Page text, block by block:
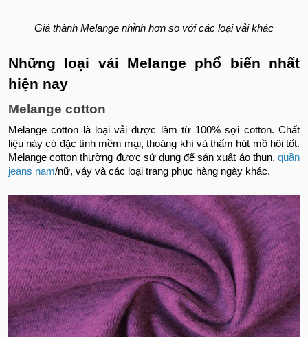
Giá thành Melange nhỉnh hơn so với các loại vải khác
Những loại vải Melange phổ biến nhất
hiện nay
Melange cotton
Melange cotton là loại vải được làm từ 100% sợi cotton. Chất
liệu này có đặc tính mềm mại, thoáng khí và thấm hút mồ hôi tốt.
Melange cotton thường được sử dụng để sản xuất áo thun, quần
jeans nam/nữ, váy và các loại trang phục hàng ngày khác.